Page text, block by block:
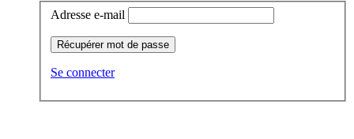
Adresse e-mail
Récupérer mot de passe
Se connecter